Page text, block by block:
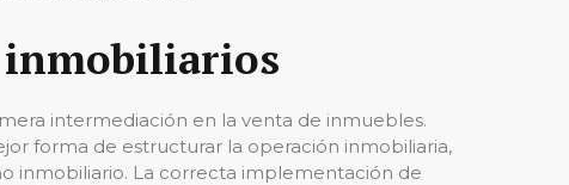
inmobiliarios
intermediación en la venta de inmuebles.
forma de estructurar la operación inmobiliaria,
inmobiliario. La correcta implementación de